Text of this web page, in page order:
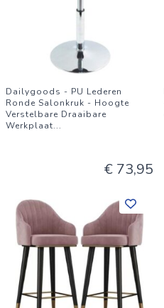
Dailygoods - PU Lederen
Ronde Salonkruk - Hoogte
Verstelbare Draaibare
Werkplaat...
€ 73,95